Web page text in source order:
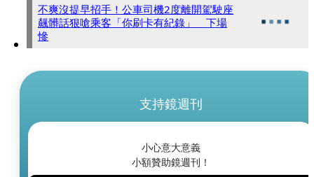
不爽沒提早招手！公車司機2度離開駕駛座
飆髒話狠嗆乘客「你刷卡有紀錄」 下場
慘
支持鏡週刊
小心意大意義
小額贊助鏡週刊！